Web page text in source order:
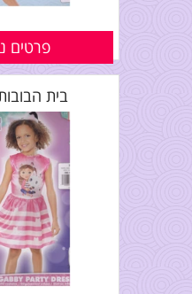
פרטים
בית